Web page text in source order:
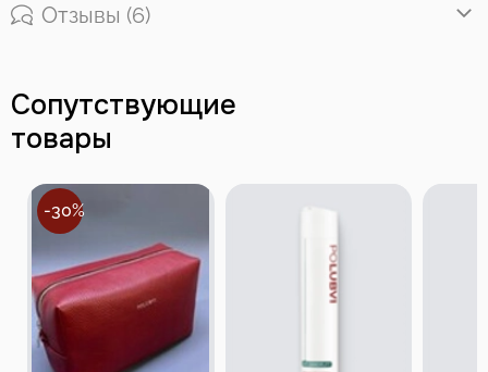
Отзывы (6)
Сопутствующие
товары
-30%